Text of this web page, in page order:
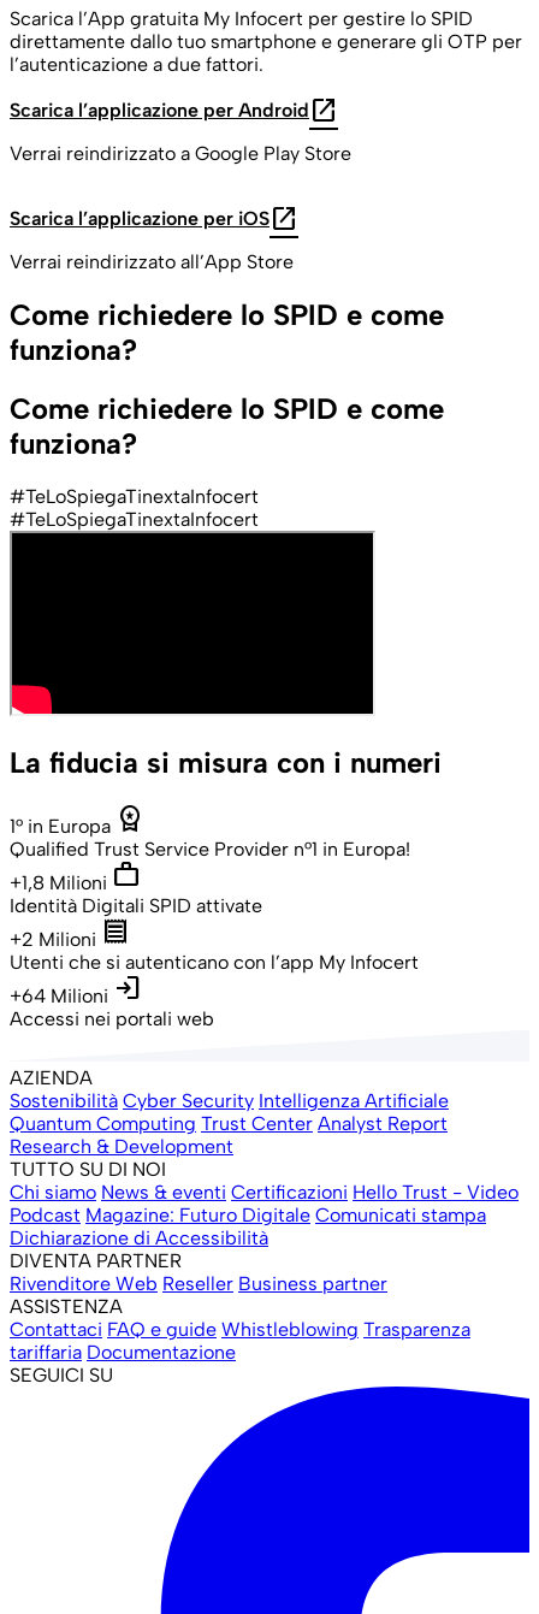
Scarica l’App gratuita My Infocert per gestire lo SPID
direttamente dallo tuo smartphone e generare gli OTP per
l’autenticazione a due fattori.
Scarica l’applicazione per Android open_in_new
Verrai reindirizzato a Google Play Store
Scarica l’applicazione per iOSopen_in_new
Verrai reindirizzato all’App Store
Come richiedere lo SPID e come
funziona?
Come richiedere lo SPID e come
funziona?
#TeLoSpiegaTinextaInfocert
#TeLoSpiegaTinextaInfocert
La fiducia si misura con i numeri
1° in Europa workspace_premium
Qualified Trust Service Provider n°1 in Europa!
+1,8 Milioni work
Identità Digitali SPID attivate
+2 Milioni receipt
Utenti che si autenticano con l’app My Infocert
+64 Milioni login
Accessi nei portali web
AZIENDA
Sostenibilità Cyber Security Intelligenza Artificiale
Quantum Computing Trust Center Analyst Report
Research & Development
TUTTO SU DI NOI
Chi siamo News & eventi Certificazioni Hello Trust - Video
Podcast Magazine: Futuro Digitale Comunicati stampa
Dichiarazione di Accessibilità
DIVENTA PARTNER
Rivenditore Web Reseller Business partner
ASSISTENZA
Contattaci FAQ e guide Whistleblowing Trasparenza
tariffaria Documentazione
SEGUICI SU